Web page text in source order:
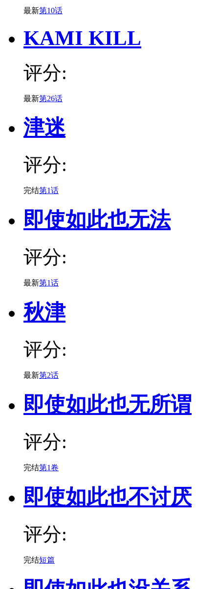
最新第10话
KAMI KILL
评分:
最新第26话
津迷
评分:
完结第1话
即使如此也无法
评分:
最新第1话
秋津
评分:
最新第2话
即使如此也无所谓
评分:
完结第1卷
即使如此也不讨厌
评分:
完结短篇